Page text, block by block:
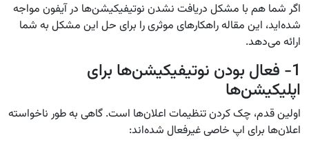
اگر شما هم با مشکل دریافت نشدن نوتیفیکیشن‌ها در آیفون مواجه
شده‌اید، این مقاله راهکارهای موثری را برای حل این مشکل به شما
ارائه می‌دهد.
1- فعال بودن نوتیفیکیشن‌ها برای
اپلیکیشن‌ها
اولین قدم، چک کردن تنظیمات اعلان‌ها است. گاهی به طور ناخواسته
اعلان‌ها برای اپ خاصی غیرفعال شده‌اند: